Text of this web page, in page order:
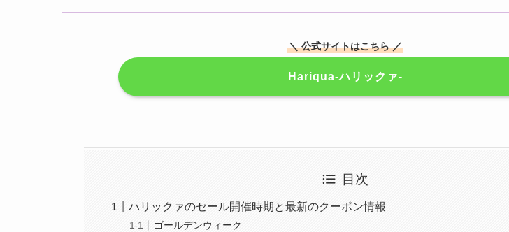
＼ 公式サイトはこちら ／
Hariqua-ハリックァ-
目次
ハリックァのセール開催時期と最新のクーポン情報
ゴールデンウィーク